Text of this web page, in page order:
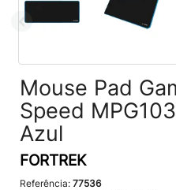
Mouse Pad
Speed
Azul
FORTREK
Referência: 77536